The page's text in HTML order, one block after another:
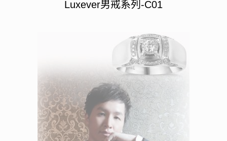
Luxever男戒系列-C01